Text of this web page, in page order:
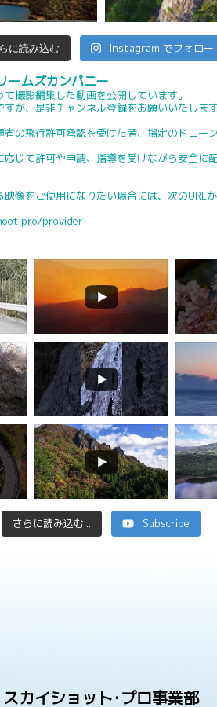
に読み込む Instagram でフォロー
ームズカンパニー
撮影編集した動画を公開しています。
すが、是非チャンネル登録をお願いいたしま
省の飛行許可承認を受けた者、指定のドロー
応じて許可や申請、指導を受けながら安全に
像をご使用になりたい場合には、次のURL
provider
さらに読み込む... Subscribe
スカイショット･プロ事業部